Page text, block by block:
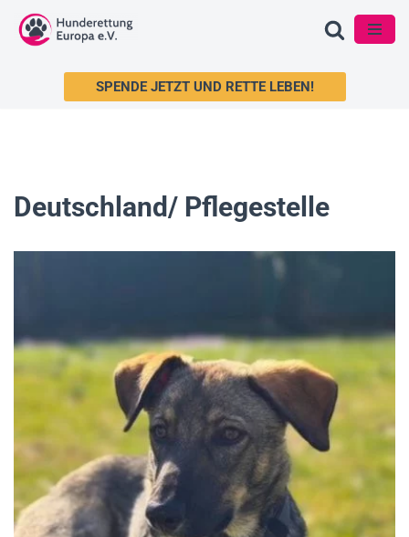
Zum
SPENDE JETZT UND RETTE LEBEN!
Deutschland/ Pflegestelle